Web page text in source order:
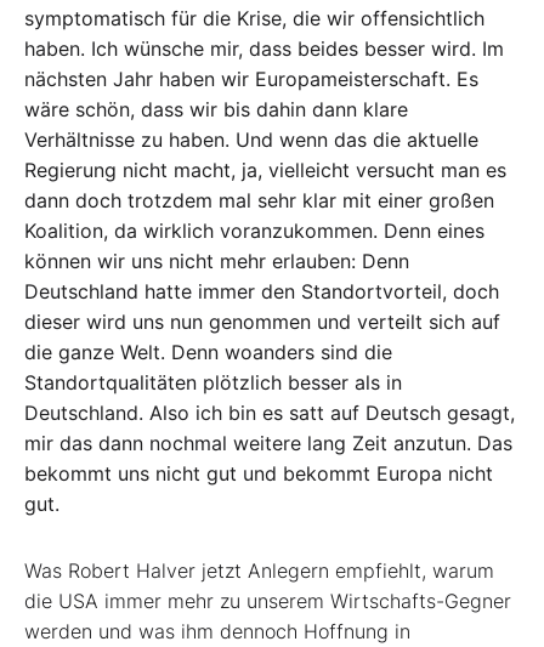
symptomatisch für die Krise, die wir offensichtlich
haben. Ich wünsche mir, dass beides besser wird. Im
nächsten Jahr haben wir Europameisterschaft. Es
wäre schön, dass wir bis dahin dann klare
Verhältnisse zu haben. Und wenn das die aktuelle
Regierung nicht macht, ja, vielleicht versucht man es
dann doch trotzdem mal sehr klar mit einer großen
Koalition, da wirklich voranzukommen. Denn eines
können wir uns nicht mehr erlauben: Denn
Deutschland hatte immer den Standortvorteil, doch
dieser wird uns nun genommen und verteilt sich auf
die ganze Welt. Denn woanders sind die
Standortqualitäten plötzlich besser als in
Deutschland. Also ich bin es satt auf Deutsch gesagt,
mir das dann nochmal weitere lang Zeit anzutun. Das
bekommt uns nicht gut und bekommt Europa nicht
gut.
Was Robert Halver jetzt Anlegern empfiehlt, warum
die USA immer mehr zu unserem Wirtschafts-Gegner
werden und was ihm dennoch Hoffnung in